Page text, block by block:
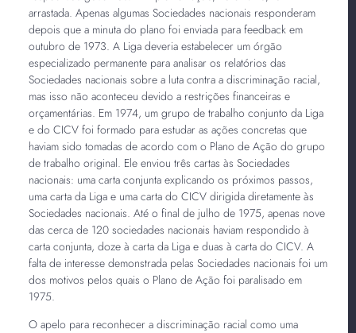
arrastada. Apenas algumas Sociedades nacionais responderam
depois que a minuta do plano foi enviada para feedback em
outubro de 1973. A Liga deveria estabelecer um órgão
especializado permanente para analisar os relatórios das
Sociedades nacionais sobre a luta contra a discriminação racial,
mas isso não aconteceu devido a restrições financeiras e
orçamentárias. Em 1974, um grupo de trabalho conjunto da Liga
e do CICV foi formado para estudar as ações concretas que
haviam sido tomadas de acordo com o Plano de Ação do grupo
de trabalho original. Ele enviou três cartas às Sociedades
nacionais: uma carta conjunta explicando os próximos passos,
uma carta da Liga e uma carta do CICV dirigida diretamente às
Sociedades nacionais. Até o final de julho de 1975, apenas nove
das cerca de 120 sociedades nacionais haviam respondido à
carta conjunta, doze à carta da Liga e duas à carta do CICV. A
falta de interesse demonstrada pelas Sociedades nacionais foi um
dos motivos pelos quais o Plano de Ação foi paralisado em
1975.
O apelo para reconhecer a discriminação racial como uma